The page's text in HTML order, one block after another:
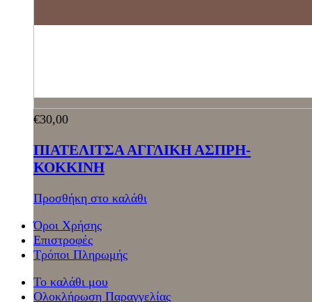
€30,00
ΠΙΑΤΕΛΙΤΣΑ ΑΓΓΛΙΚΗ ΑΣΠΡΗ-
ΚΟΚΚΙΝΗ
Προσθήκη στο καλάθι
Όροι Χρήσης
Επιστροφές
Τρόποι Πληρωμής
Το καλάθι μου
Ολοκλήρωση Παραγγελίας